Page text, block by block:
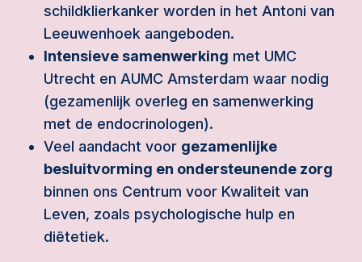
schildklierkanker worden in het Antoni van
Leeuwenhoek aangeboden.
Intensieve samenwerking met UMC
Utrecht en AUMC Amsterdam waar nodig
(gezamenlijk overleg en samenwerking
met de endocrinologen).
Veel aandacht voor gezamenlijke
besluitvorming en ondersteunende zorg
binnen ons Centrum voor Kwaliteit van
Leven, zoals psychologische hulp en
diëtetiek.